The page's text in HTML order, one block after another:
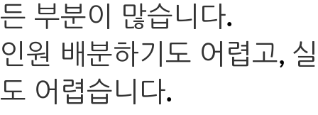
든 부분이 많습니다.
인원 배분하기도 어렵고,
도 어렵습니다.